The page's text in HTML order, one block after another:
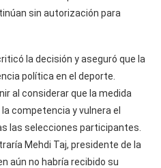
sin autorización para
la decisión y aseguró que la
política en el deporte.
al considerar que la medida
competencia y vulnera el
las selecciones participantes.
Mehdi Taj, presidente de la
aún no habría recibido su